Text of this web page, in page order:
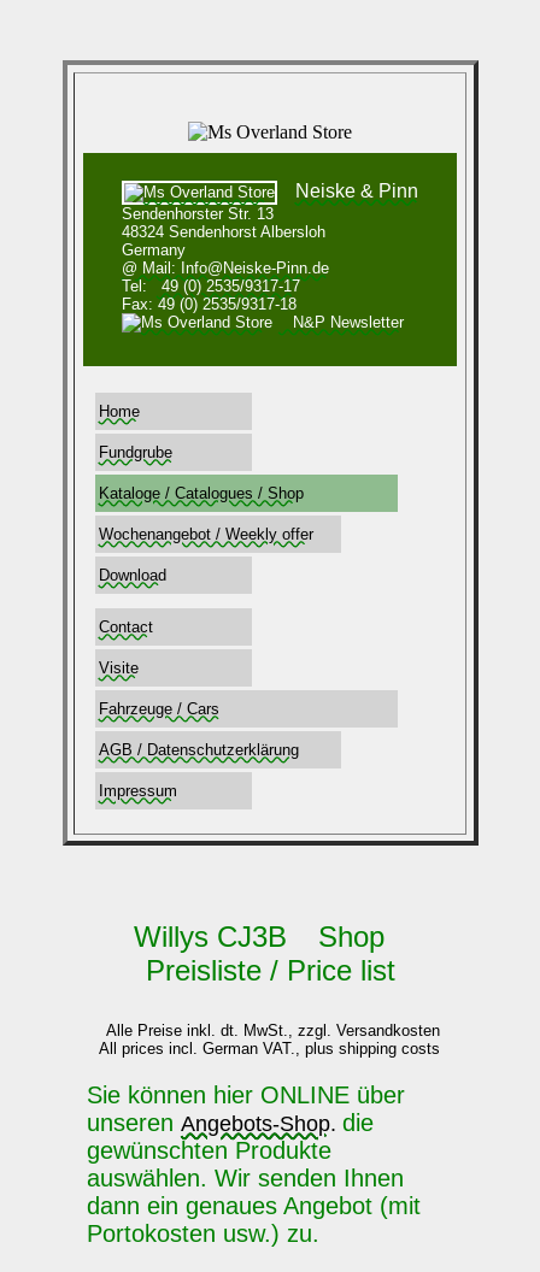
Neiske & Pinn
Sendenhorster Str. 13
48324 Sendenhorst Albersloh
Germany
@ Mail: Info@Neiske-Pinn.de
Tel: 49 (0) 2535/9317-17
Fax: 49 (0) 2535/9317-18
N&P Newsletter
Home
Fundgrube
Kataloge / Catalogues / Shop
Wochenangebot / Weekly offer
Download
Contact
Visite
Fahrzeuge / Cars
AGB / Datenschutzerklärung
Impressum
Willys CJ3B Shop
Preisliste / Price list
Alle Preise inkl. dt. MwSt., zzgl. Versandkosten
All prices incl. German VAT., plus shipping costs
Sie können hier ONLINE über
unserenAngebots-Shop. die
gewünschten Produkte
auswählen. Wir senden Ihnen
dann ein genaues Angebot (mit
Portokosten usw.) zu.